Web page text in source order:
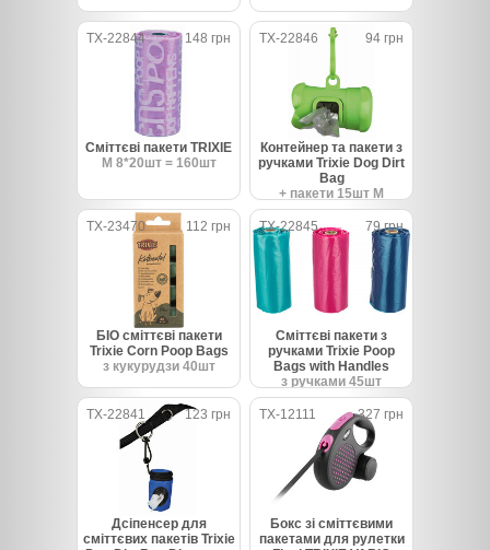
TX-22844 148 грн
Сміттєві пакети TRIXIE
M 8*20шт = 160шт
TX-22846 94 грн
Контейнер та пакети з
ручками Trixie Dog Dirt
Bag
+ пакети 15шт М
TX-23470 112 грн
БІО сміттєві пакети
Trixie Corn Poop Bags
з кукурудзи 40шт
TX-22845 79 грн
Сміттєві пакети з
ручками Trixie Poop
Bags with Handles
з ручками 45шт
TX-22841 123 грн
Дсіпенсер для
сміттєвих пакетів Trixie
TX-12111 327 грн
Бокс зі сміттєвими
пакетами для рулетки